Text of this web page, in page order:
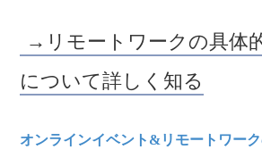
→リモートワークの具体
について詳しく知る
オンラインイベント&リモートワー